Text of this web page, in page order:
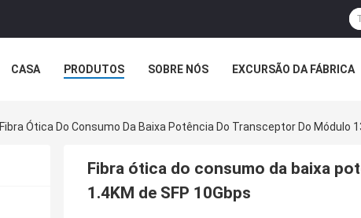
CASA PRODUTOS SOBRE NÓS EXCURSÃO DA FÁBRICA
Fibra Ótica Do Consumo Da Baixa Potência Do Transceptor Do Módulo
Fibra ótica do consumo da baixa
1.4KM de SFP 10Gbps